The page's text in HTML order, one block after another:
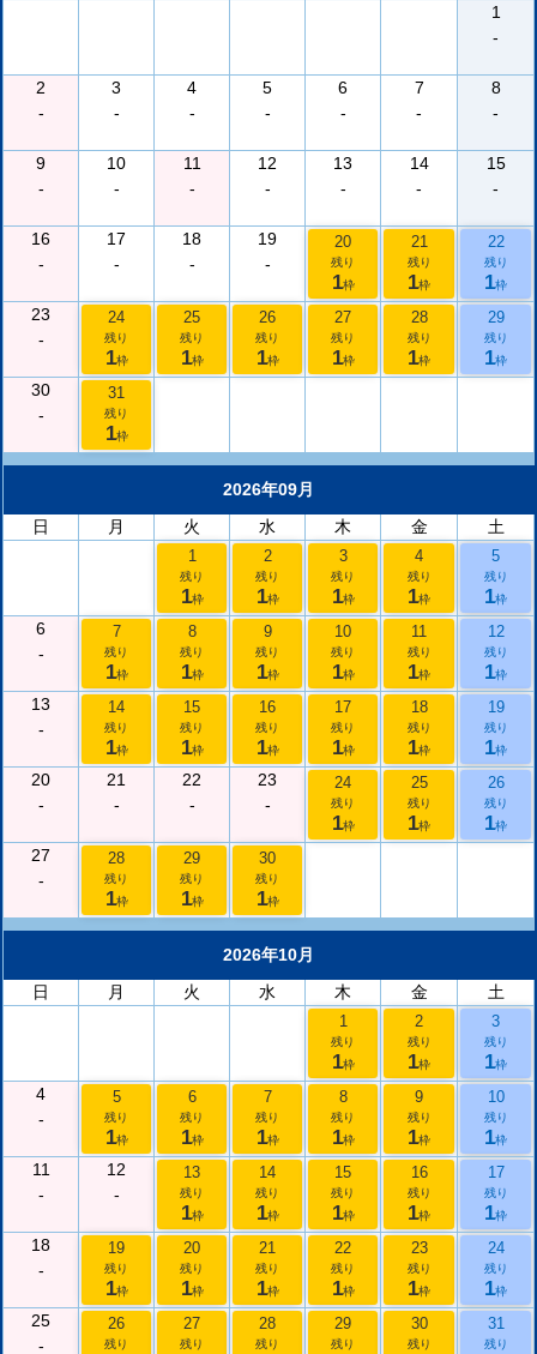
1
-
2
-
3
-
4
-
5
-
6
-
7
-
8
-
9
-
10
-
11
-
12
-
13
-
14
-
15
-
16
-
17
-
18
-
19
-
20
残り
1枠
21
残り
1枠
22
残り
1枠
23
-
24
残り
1枠
25
残り
1枠
26
残り
1枠
27
残り
1枠
28
残り
1枠
29
残り
1枠
30
-
31
残り
1枠
2026年09月
日
月 火 水 木 金 土
1
残り
1枠
2
残り
1枠
3
残り
1枠
4
残り
1枠
5
残り
1枠
6
-
7
残り
1枠
8
残り
1枠
9
残り
1枠
10
残り
1枠
11
残り
1枠
12
残り
1枠
13
-
14
残り
1枠
15
残り
1枠
16
残り
1枠
17
残り
1枠
18
残り
1枠
19
残り
1枠
20
-
21
-
22
-
23
-
24
残り
1枠
25
残り
1枠
26
残り
1枠
27
-
28
残り
1枠
29
残り
1枠
30
残り
1枠
2026年10月
日
月 火 水 木 金 土
1
残り
1枠
2
残り
1枠
3
残り
1枠
4
-
5
残り
1枠
6
残り
1枠
7
残り
1枠
8
残り
1枠
9
残り
1枠
10
残り
1枠
11
-
12
-
13
残り
1枠
14
残り
1枠
15
残り
1枠
16
残り
1枠
17
残り
1枠
18
-
19
残り
1枠
20
残り
1枠
21
残り
1枠
22
残り
1枠
23
残り
1枠
24
残り
1枠
25
-
26
残り
27
残り
28
残り
29
残り
30
残り
31
残り